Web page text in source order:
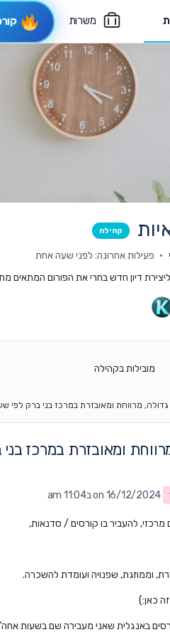
משרות
פיקוח תורני
קהילה
פעילות אחרונה: לפני שעה אחת
דיון חדש בחרי את הפורום המתאים
מובילות בקהילה
מרווחת ומאובזרת במרכז בני ברק לפי
ומאובזרת במרכז בני
on 16/12/2024 ב11:04 am
להעביר בו קורסים / סדנאות,
וממוזגת, שפנויה ועומדת להשכרה.
כאן:)
באנגלית שאני מעבירה שם בשעות